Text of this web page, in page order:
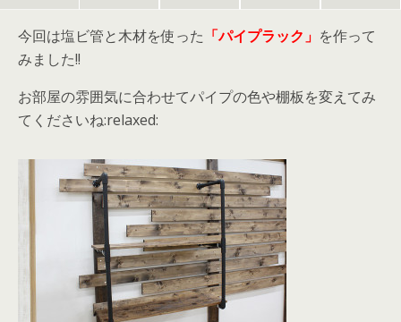
今回は塩ビ管と木材を使った 「パイプラック」 を作って
みました!!
お部屋の雰囲気に合わせてパイプの色や棚板を変えてみ
てくださいね:relaxed: